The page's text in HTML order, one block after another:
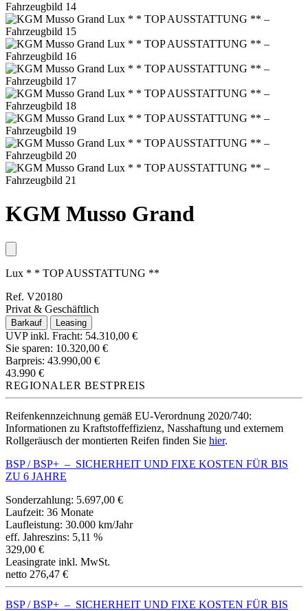
KGM Musso Grand
Lux * * TOP AUSSTATTUNG **
Ref. V20180
Privat & Geschäftlich
Barkauf Leasing
UVP inkl. Fracht: 54.310,00 €
Sie sparen: 10.320,00 €
Barpreis: 43.990,00 €
43.990 €
REGIONALER BESTPREIS
Reifenkennzeichnung gemäß EU-Verordnung 2020/740:
Informationen zu Kraftstoffeffizienz, Nasshaftung und externem
Rollgeräusch der montierten Reifen finden Sie hier.
BSP / BSP+ – SICHERHEIT UND FIXE KOSTEN FÜR BIS
ZU 6 JAHRE
Sonderzahlung: 5.697,00 €
Laufzeit: 36 Monate
Laufleistung: 30.000 km/Jahr
eff. Jahreszins: 5,11 %
329,00 €
Leasingrate inkl. MwSt.
netto 276,47 €
BSP / BSP+ – SICHERHEIT UND FIXE KOSTEN FÜR BIS